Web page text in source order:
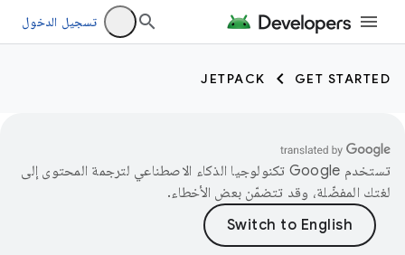
تسجيل الدخول
GET STARTED
JETPACK
تستخدم Google تكنولوجيا الذكاء الاصطناعي لترجمة المحتوى إلى
لغتك المفضّلة، وقد تتضمّن بعض الأخطاء.